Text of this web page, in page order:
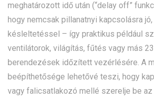
meghatározott idő után (“delay off”
hogy nemcsak pillanatnyi kapcsolásra
késleltetéssel – így praktikus például
ventilátorok, világítás, fűtés vagy más
berendezések időzített vezérlésére. A
beépíthetősége lehetővé teszi, hogy
vagy falicsatlakozó mellé szerelje be az